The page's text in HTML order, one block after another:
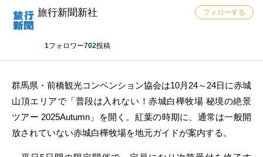
旅行新聞新社
1フォロワー702投稿
フォローする
群馬県・前橋観光コンベンション協会は10月24～24日に赤城
山頂エリアで「普段は入れない！赤城白樺牧場 秘境の絶景
ツアー 2025Autumn」を開く。紅葉の時期に、通常は一般開
放されていない赤城白樺牧場を地元ガイドが案内する。